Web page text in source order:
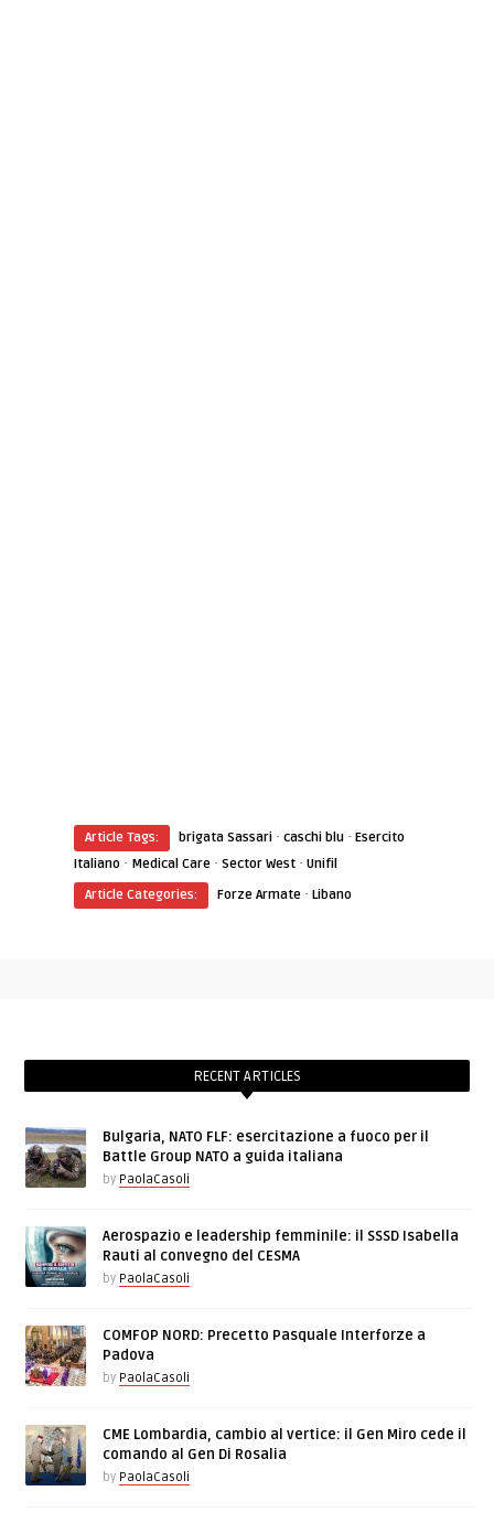
Article Tags: brigata Sassari ·caschi blu ·Esercito
Italiano · Medical Care ·Sector West ·Unifil
Article Categories:
Forze Armate ·Libano
RECENT ARTICLES
Bulgaria, NATO FLF: esercitazione a fuoco per il
Battle Group NATO a guida italiana
by PaolaCasoli
Aerospazio e leadership femminile: il SSSD Isabella
Rauti al convegno del CESMA
by PaolaCasoli
COMFOP NORD: Precetto Pasquale Interforze a
Padova
by PaolaCasoli
CME Lombardia, cambio al vertice: il Gen Miro cede il
comando al Gen Di Rosalia
by PaolaCasoli